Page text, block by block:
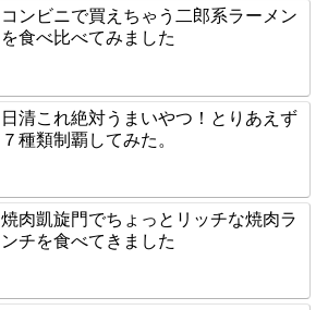
コンビニで買えちゃう二郎系ラーメン
を食べ比べてみました
日清これ絶対うまいやつ！とりあえず
７種類制覇してみた。
焼肉凱旋門でちょっとリッチな焼肉ラ
ンチを食べてきました